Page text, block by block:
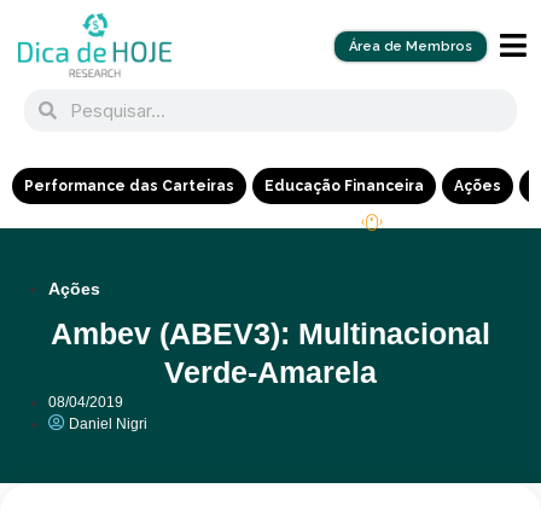
Área de Membros
Performance das Carteiras Educação Financeira Ações
Ações
Ambev (ABEV3): Multinacional
Verde-Amarela
08/04/2019
Daniel Nigri